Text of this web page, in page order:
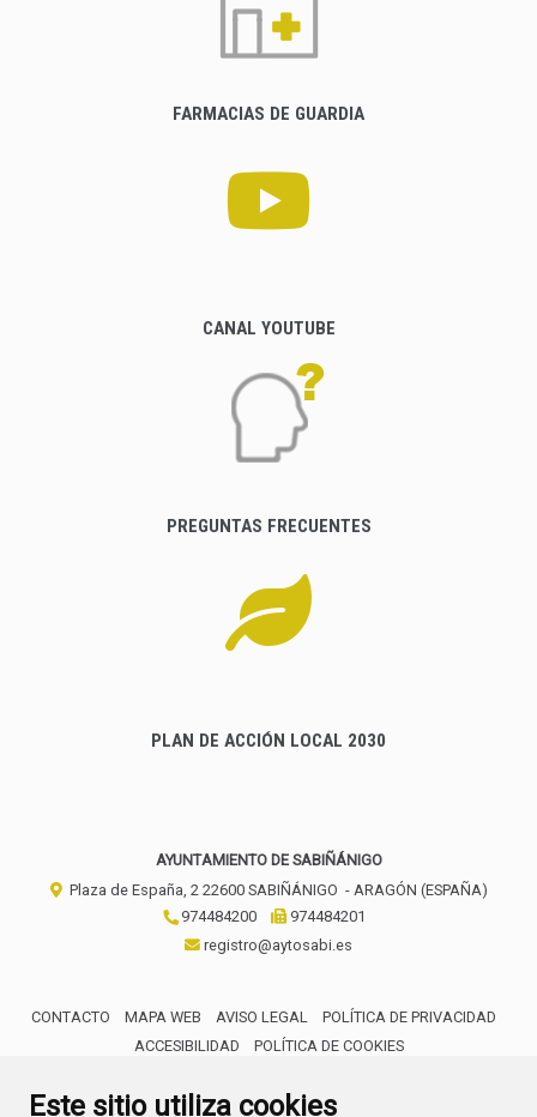
Este sitio utiliza cookies
FARMACIAS DE GUARDIA
CANAL YOUTUBE
PREGUNTAS FRECUENTES
PLAN DE ACCIÓN LOCAL 2030
AYUNTAMIENTO DE SABIÑÁNIGO
Plaza de España, 2 22600 SABIÑÁNIGO - ARAGÓN (ESPAÑA)
974484200
974484201
registro@aytosabi.es
CONTACTO MAPA WEB AVISO LEGAL
POLÍTICA DE PRIVACIDAD
ACCESIBILIDAD
POLÍTICA DE COOKIES